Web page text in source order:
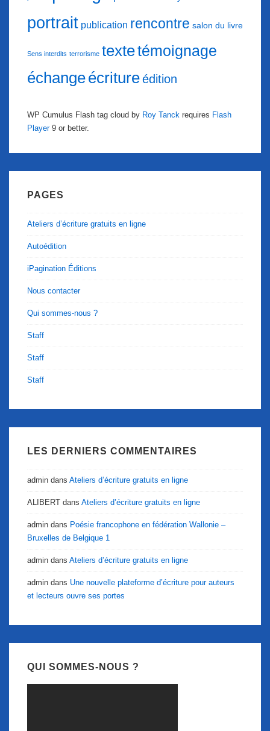
portrait publication rencontre salon du livre
Sens interdits terrorisme textetémoignage
échangeécritureédition
WP Cumulus Flash tag cloud by Roy Tanck requires Flash
Player9 or better.
PAGES
Ateliers d’écriture gratuits en ligne
Autoédition
iPagination Éditions
Nous contacter
Qui sommes-nous ?
Staff
Staff
Staff
LES DERNIERS COMMENTAIRES
admin dans Ateliers d’écriture gratuits en ligne
ALIBERT dans Ateliers d’écriture gratuits en ligne
admin dans Poésie francophone en fédération Wallonie –
Bruxelles de Belgique 1
admin dans Ateliers d’écriture gratuits en ligne
admin dans Une nouvelle plateforme d’écriture pour auteurs
et lecteurs ouvre ses portes
QUI SOMMES-NOUS ?